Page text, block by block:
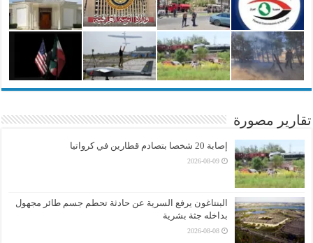
تقارير مصورة
إصابة 20 شخصا بتصادم قطارين في كرواتيا
2026-08-09
البنتاغون يرفع السرية عن حادثة تحطم جسم طائر مجهول
بداخله جثة بشرية
2026-08-08